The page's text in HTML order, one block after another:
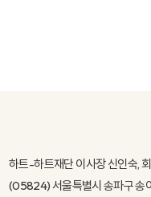
하트-하트재단 이사장 신인숙,
(05824) 서울특별시 송파구 송